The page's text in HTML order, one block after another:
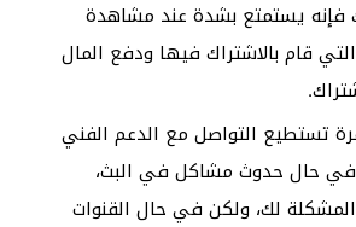
فإنه يستمتع بشدة عند مشاهدة
قام بالاشتراك فيها ودفع المال
تستطيع التواصل مع الدعم الفني
في حال حدوث مشاكل في البث،
لك، ولكن في حال القنوات